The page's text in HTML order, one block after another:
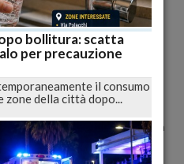
2023 11:08
continuo di comprimere e
sindacati, è comunque una
tutti i Lavoratori,
per la conquista di
.
tra diverse altre, che anche in
per tutelare e
un giorno importante:
bollitura: scatta
per precauzione
il consumo
della città dopo...